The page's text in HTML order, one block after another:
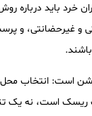
خرد باید درباره
و غیرحضانتی، و
است: انتخاب محل
ریسک است، نه یک